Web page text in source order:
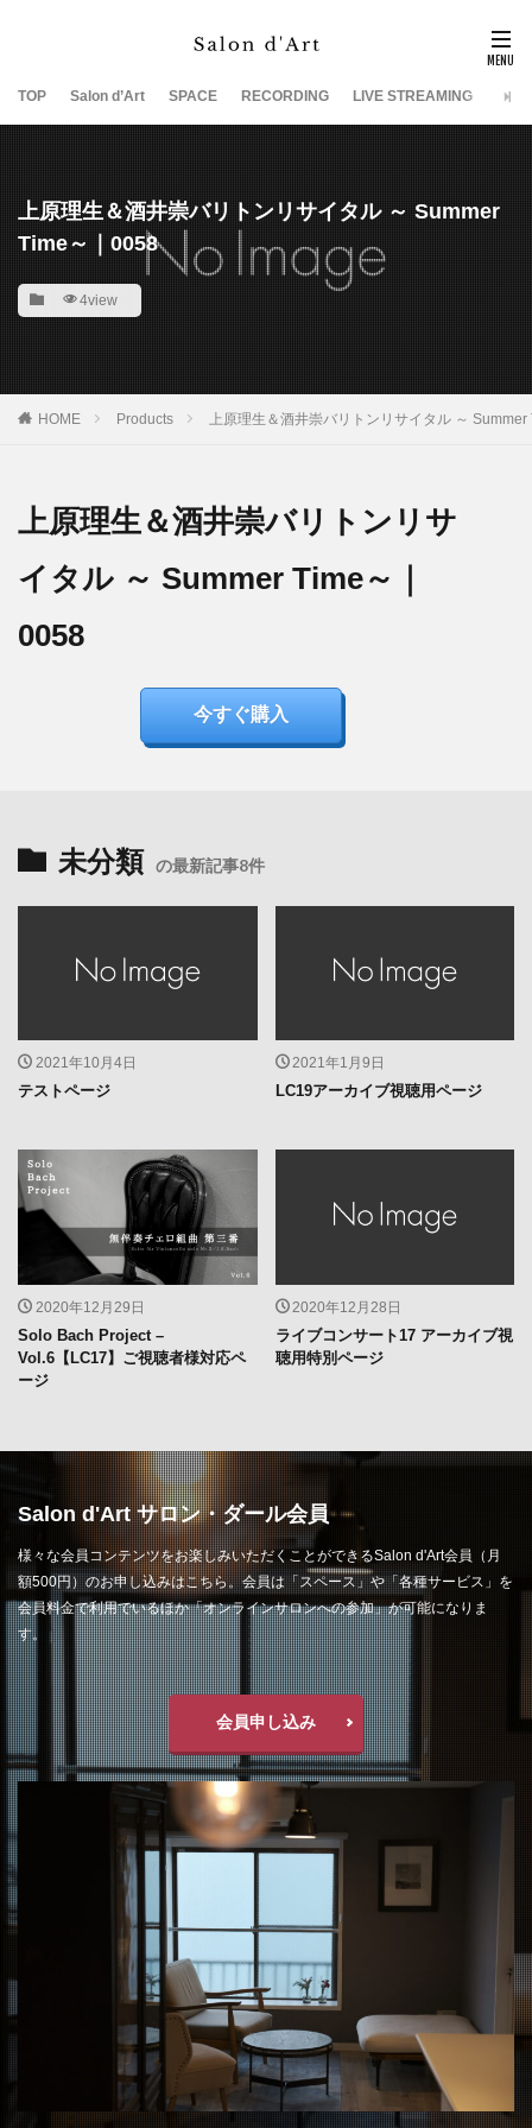
TOP Salon d’Art SPACE RECORDING LIVE STREAMING
上原理生＆酒井崇バリトンリサイタル ～ Summer
Time～｜0058
4view
HOME Products 上原理生＆酒井崇バリトンリサイタル ～
上原理生＆酒井崇バリトンリサ
イタル ～ Summer Time～｜
0058
今すぐ購入
未分類 の最新記事8件
2021年10月4日
テストページ
2021年1月9日
LC19アーカイブ視聴用ページ
2020年12月29日
Solo Bach Project –
Vol.6【LC17】ご視聴者様対応ペ
ージ
2020年12月28日
ライブコンサート17 アーカイブ視
聴用特別ページ
Salon d'Art サロン・ダール会員
様々な会員コンテンツをお楽しみいただくことができるSalon d'Art会員（月
額500円）のお申し込みはこちら。会員は「スペース」や「各種サービス」を
会員料金で利用でいるほか「オンラインサロンへの参加」が可能になりま
す。
会員申し込み